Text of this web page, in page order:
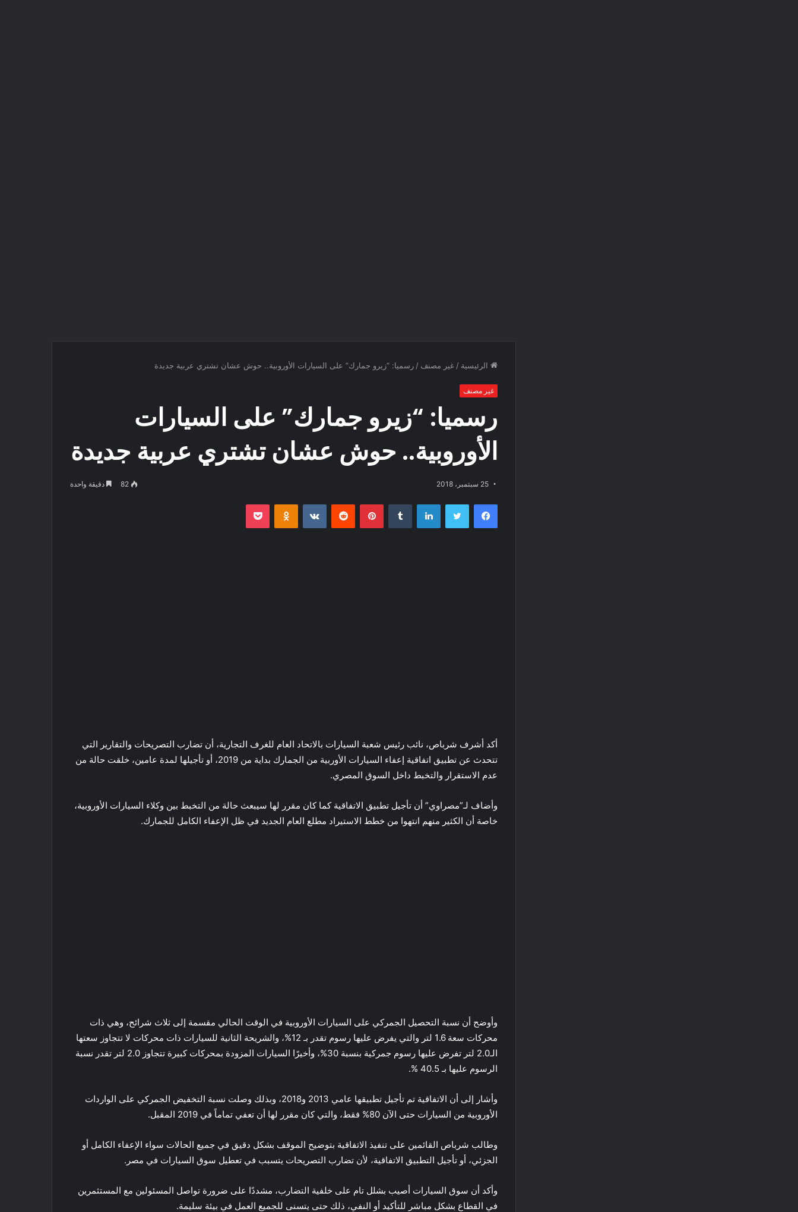
الرئيسية / غير مصنف / رسميا: “زيرو جمارك” على السيارات الأوروبية.. حوش عشان تشتري عربية جديدة
غير مصنف
رسميا: “زيرو جمارك” على السيارات
الأوروبية.. حوش عشان تشتري عربية جديدة
25 سبتمبر، 2018 82 دقيقة واحدة
فيسبوك لينكدإن بينتيريست
أكد أشرف شرباص، نائب رئيس شعبة السيارات بالاتحاد العام للغرف التجارية، أن تضارب التصريحات والتقارير التي
تتحدث عن تطبيق اتفاقية إعفاء السيارات الأوربية من الجمارك بداية من 2019، أو تأجيلها لمدة عامين، خلقت حالة من
عدم الاستقرار والتخبط داخل السوق المصري.
وأضاف لـ”مصراوي” أن تأجيل تطبيق الاتفاقية كما كان مقرر لها سيبعث حالة من التخبط بين وكلاء السيارات الأوروبية،
خاصة أن الكثير منهم انتهوا من خطط الاستيراد مطلع العام الجديد في ظل الإعفاء الكامل للجمارك.
وأوضح أن نسبة التحصيل الجمركي على السيارات الأوروبية في الوقت الحالي مقسمة إلى ثلاث شرائح، وهي ذات
محركات سعة 1.6 لتر والتي يفرض عليها رسوم تقدر بـ 12%، والشريحة الثانية للسيارات ذات محركات لا تتجاوز سعتها
الـ2.0 لتر تفرض عليها رسوم جمركية بنسبة 30%، وأخيرًا السيارات المزودة بمحركات كبيرة تتجاوز 2.0 لتر تقدر نسبة
الرسوم عليها بـ 40.5 %.
وأشار إلى أن الاتفاقية تم تأجيل تطبيقها عامي 2013 و2018، وبذلك وصلت نسبة التخفيض الجمركي على الواردات
الأوروبية من السيارات حتى الآن 80% فقط، والتي كان مقرر لها أن تعفي تماماً في 2019 المقبل.
وطالب شرباص القائمين على تنفيذ الاتفاقية بتوضيح الموقف بشكل دقيق في جميع الحالات سواء الإعفاء الكامل أو
الجزئي، أو تأجيل التطبيق الاتفاقية، لأن تضارب التصريحات يتسبب في تعطيل سوق السيارات في مصر.
وأكد أن سوق السيارات أصيب بشلل تام على خلفية التضارب، مشددًا على ضرورة تواصل المسئولين مع المستثمرين
في القطاع بشكل مباشر للتأكيد أو النفي، ذلك حتى يتسنى للجميع العمل في بيئة سليمة.